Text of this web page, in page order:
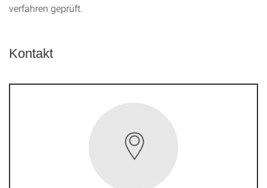
ver­fahren geprüft.
Kontakt